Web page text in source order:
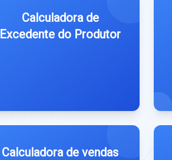
Calculadora de
Excedente do Produtor
Calculadora de vendas